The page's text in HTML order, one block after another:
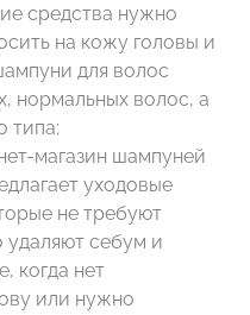
средства нужно
на кожу головы и
для волос
нормальных волос, а
типа;
магазин шампуней
уходовые
не требуют
удаляют себум и
когда нет
или нужно